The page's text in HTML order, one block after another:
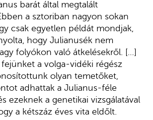
barát által megtalált
a sztoriban nagyon sokan
csak egyetlen példát mondjak,
hogy Julianusék nem
folyókon való átkelésekről. […]
a volga-vidéki régész
olyan temetőket,
adhattak a Julianus-féle
ezeknek a genetikai vizsgálatával
a kétszáz éves vita eldőlt.